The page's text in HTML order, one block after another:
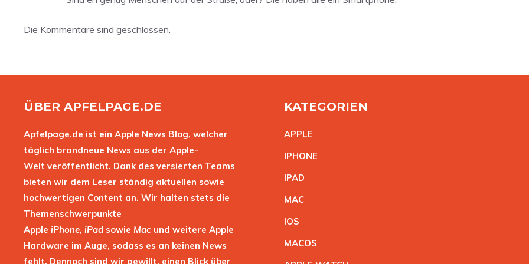
Die Kommentare sind geschlossen.
ÜBER APFELPAGE.DE
Apfelpage.de ist ein Apple News Blog, welcher
täglich brandneue News aus der Apple-
Welt veröffentlicht. Dank des versierten Teams
bieten wir dem Leser ständig aktuellen sowie
hochwertigen Content an. Wir halten stets die
Themenschwerpunkte
Apple iPhone, iPad sowie Mac und weitere Apple
Hardware im Auge, sodass es an keinen News
fehlt. Dennoch sind wir gewillt, einen Blick über
KATEGORIEN
APPLE
IPHONE
IPAD
MAC
IOS
MACOS